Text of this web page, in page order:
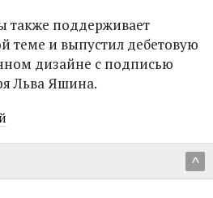
также поддерживает
теме и выпустил дебетовую
дизайне с подписью
Льва Яшина.
^